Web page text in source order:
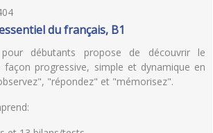
du français, B1
débutants propose de découvrir le
façon progressive, simple et dynamique en
"répondez" et "mémorisez".